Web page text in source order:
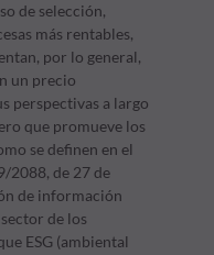
de selección,
más rentables,
por lo general,
un precio
perspectivas a largo
que promueve los
se definen en el
2088, de 27 de
de información
de los
ESG (ambiental